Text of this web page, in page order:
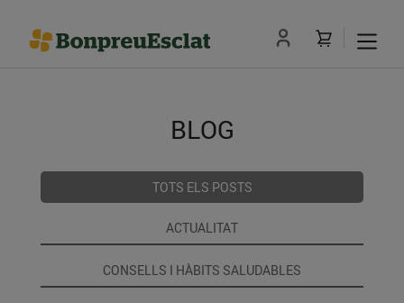
BLOG
TOTS ELS POSTS
ACTUALITAT
CONSELLS I HÀBITS SALUDABLES